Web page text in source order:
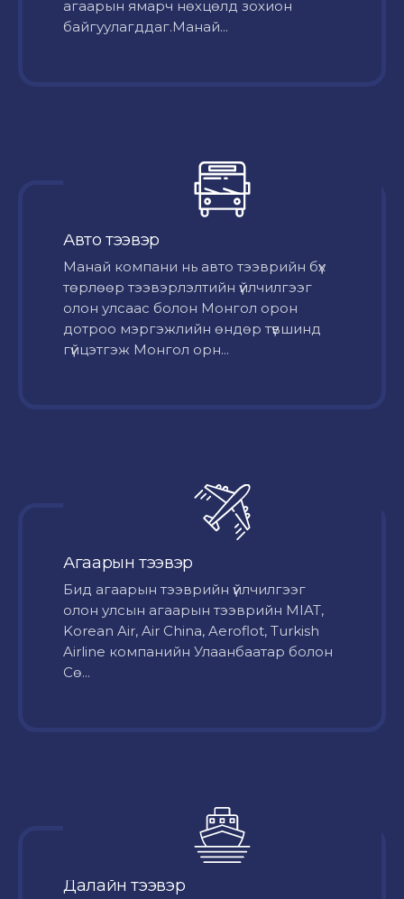
агаарын ямарч нөхцөлд зохион
байгуулагддаг.Манай...
Авто тээвэр
Mанай компани нь авто тээврийн бүх
төрлөөр тээвэрлэлтийн үйлчилгээг
олон улсаас болон Монгол орон
дотроо мэргэжлийн өндөр түвшинд
гүйцэтгэж Монгол орн...
Агаарын тээвэр
Бид агаарын тээврийн үйлчилгээг
олон улсын агаарын тээврийн MIAT,
Korean Air, Air China, Aeroflot, Turkish
Airline компанийн Улаанбаатар болон
Сө...
Далайн тээвэр